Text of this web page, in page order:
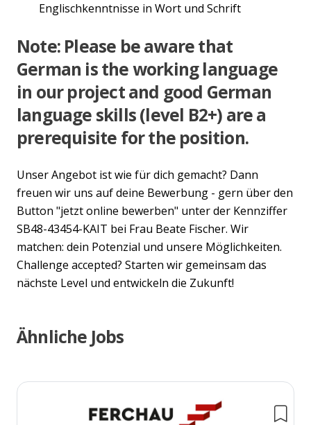
Englischkenntnisse in Wort und Schrift
Note: Please be aware that
German is the working language
in our project and good German
language skills (level B2+) are a
prerequisite for the position.
Unser Angebot ist wie für dich gemacht? Dann
freuen wir uns auf deine Bewerbung - gern über den
Button "jetzt online bewerben" unter der Kennziffer
SB48-43454-KAIT bei Frau Beate Fischer. Wir
matchen: dein Potenzial und unsere Möglichkeiten.
Challenge accepted? Starten wir gemeinsam das
nächste Level und entwickeln die Zukunft!
Ähnliche Jobs